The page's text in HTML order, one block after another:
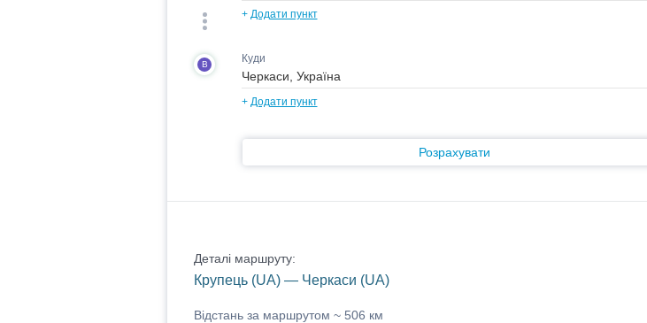
+ Додати пункт
B Куди
+ Додати пункт
Розрахувати
Деталі маршруту:
Крупець (UA) — Черкаси (UA)
Відстань за маршрутом ~ 506 км